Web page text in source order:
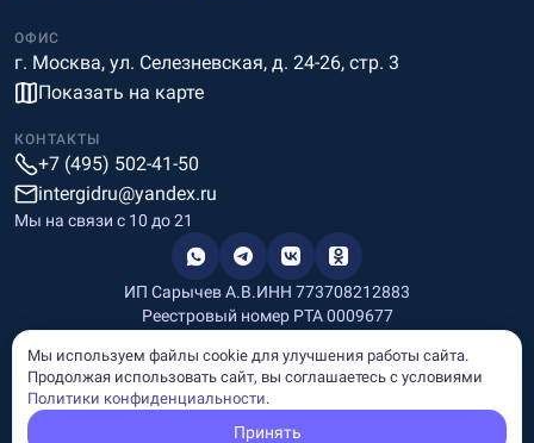
ОФИС
г. Москва, ул. Селезневская, д. 24-26, стр. 3
Показать на карте
КОНТАКТЫ
+7 (495) 502-41-50
intergidru@yandex.ru
Мы на связи c 10 до 21
ИП Сарычев А.В.ИНН 773708212883
Реестровый номер РТА 0009677
Информация, размещённая на сайте, носит информационный
характер и не является рекламой и публичной офертой.
Мы используем файлы cookie для улучшения работы сайта.
Продолжая использовать сайт, вы соглашаетесь с условиями
Политики конфиденциальности.
Принять